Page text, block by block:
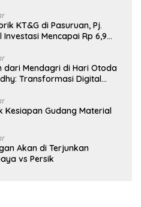
KT&G di Pasuruan, Pj.
Mencapai Rp 6,9
dari Mendagri di Hari Otoda
Transformasi Digital
Kesiapan Gudang Material
Akan di Terjunkan
vs Persik